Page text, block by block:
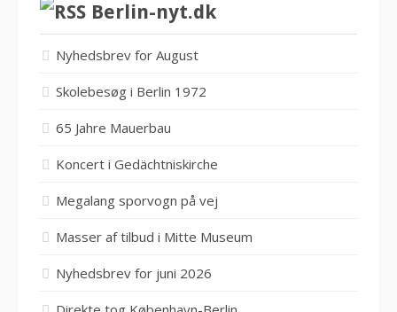
Berlin-nyt.dk
Nyhedsbrev for August
Skolebesøg i Berlin 1972
65 Jahre Mauerbau
Koncert i Gedächtniskirche
Megalang sporvogn på vej
Masser af tilbud i Mitte Museum
Nyhedsbrev for juni 2026